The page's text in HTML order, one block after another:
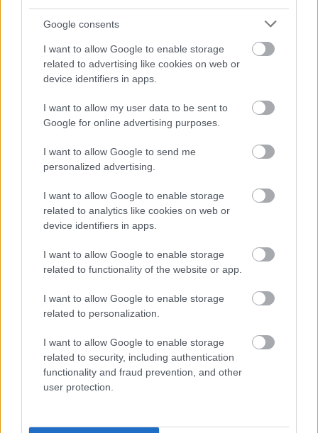
Google consents
I want to allow Google to enable storage
related to advertising like cookies on web or
device identifiers in apps.
I want to allow my user data to be sent to
Google for online advertising purposes.
I want to allow Google to send me
personalized advertising.
I want to allow Google to enable storage
related to analytics like cookies on web or
device identifiers in apps.
I want to allow Google to enable storage
related to functionality of the website or app.
I want to allow Google to enable storage
related to personalization.
I want to allow Google to enable storage
related to security, including authentication
functionality and fraud prevention, and other
user protection.
Színház a töltött káposzta és a bejgli
közé - I. rész
szinhaz szerk.•2016. december 22.
A-tól K-ig a budapesti színházak ajánlatai, azok